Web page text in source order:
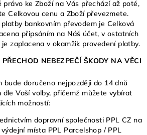
právo ke Zboží na Vás přechází až poté,
Celkovou cenu a Zboží převezmete.
bankovním převodem je Celková
připsáním na Náš účet, v ostatních
zaplacena v okamžik provedení platby.
NEBEZPEČÍ ŠKODY NA VĚCI
bude doručeno nejpozději do 14 dnů
dle Vaší volby, přičemž můžete vybírat
možností:
dopravní společnosti PPL CZ na
místa PPL Parcelshop / PPL